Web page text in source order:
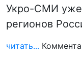
Укро-СМИ уже
регионов
читать...